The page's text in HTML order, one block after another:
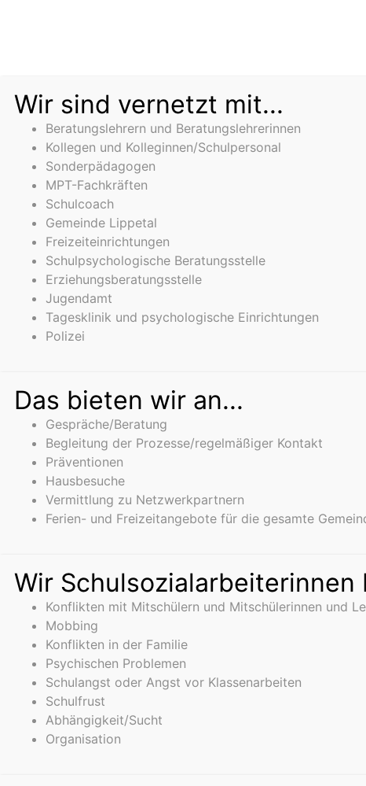
Wir sind vernetzt mit...
Beratungslehrern und Beratungslehrerinnen
Kollegen und Kolleginnen/Schulpersonal
Sonderpädagogen
MPT-Fachkräften
Schulcoach
Gemeinde Lippetal
Freizeiteinrichtungen
Schulpsychologische Beratungsstelle
Erziehungsberatungsstelle
Jugendamt
Tagesklinik und psychologische Einrichtungen
Polizei
Das bieten wir an...
Gespräche/Beratung
Begleitung der Prozesse/regelmäßiger Kontakt
Präventionen
Hausbesuche
Vermittlung zu Netzwerkpartnern
Ferien- und Freizeitangebote für die gesamte
Wir
Konflikten mit Mitschülern und Mitschülerinnen und
Mobbing
Konflikten in der Familie
Psychischen Problemen
Schulangst oder Angst vor Klassenarbeiten
Schulfrust
Abhängigkeit/Sucht
Organisation